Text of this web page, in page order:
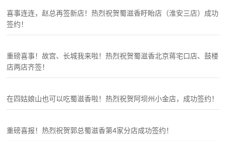
喜事连连，赵总再签新店！热烈祝贺蜀滋香盱眙店（淮安三店）成功
签约！
重磅喜事！故宫、长城我来啦！热烈祝贺蜀滋香北京蒋宅口店、鼓楼
店两店齐签！
在四姑娘山也可以吃蜀滋香啦！热烈祝贺阿坝州小金店，成功签约！
重磅喜报！热烈祝贺郭总蜀滋香第4家分店成功签约！